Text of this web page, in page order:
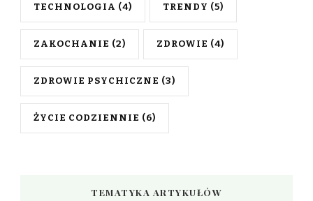
TECHNOLOGIA (4) TRENDY (5)
ZAKOCHANIE (2) ZDROWIE (4)
ZDROWIE PSYCHICZNE (3)
ŻYCIE CODZIENNIE (6)
TEMATYKA ARTYKUŁÓW